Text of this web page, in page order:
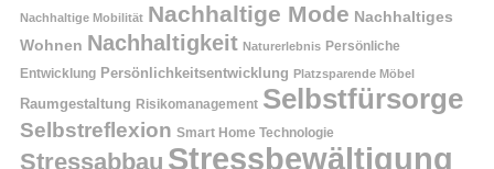
Nachhaltige Mobilität Nachhaltige Mode Nachhaltiges
Wohnen Nachhaltigkeit Naturerlebnis Persönliche
Entwicklung Persönlichkeitsentwicklung Platzsparende Möbel
Raumgestaltung Risikomanagement Selbstfürsorge
Selbstreflexion Smart Home Technologie
Stressabbau Stressbewältigung